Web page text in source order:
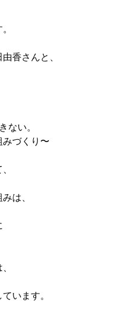
香さんと、
ない。
づくり〜
は、
います。